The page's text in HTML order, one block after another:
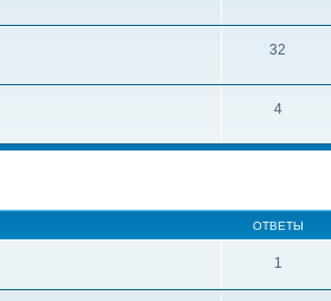
32
4
ОТВЕТЫ
1